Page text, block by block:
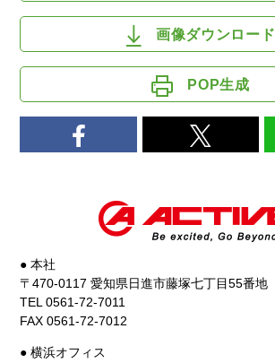
画像ダウンロード
POP生成
● 本社
〒470-0117 愛知県日進市藤塚七丁目55番地
TEL 0561-72-7011
FAX 0561-72-7012
● 横浜オフィス